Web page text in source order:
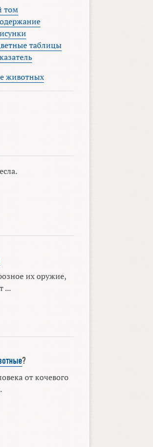
том
таблицы
животных
их оружие,
...
?
от кочевого